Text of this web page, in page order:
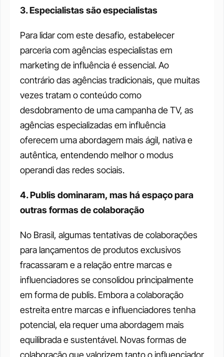
3. Especialistas são especialistas
Para lidar com este desafio, estabelecer
parceria com agências especialistas em
marketing de influência é essencial. Ao
contrário das agências tradicionais, que muitas
vezes tratam o conteúdo como
desdobramento de uma campanha de TV, as
agências especializadas em influência
oferecem uma abordagem mais ágil, nativa e
autêntica, entendendo melhor o modus
operandi das redes sociais.
4. Publis dominaram, mas há espaço para
outras formas de colaboração
No Brasil, algumas tentativas de colaborações
para lançamentos de produtos exclusivos
fracassaram e a relação entre marcas e
influenciadores se consolidou principalmente
em forma de publis. Embora a colaboração
estreita entre marcas e influenciadores tenha
potencial, ela requer uma abordagem mais
equilibrada e sustentável. Novas formas de
colaboração que valorizem tanto o influenciador